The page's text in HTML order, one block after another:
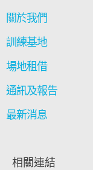
關於我們
訓練基地
場地租借
通訊及報告
最新消息
相關連結